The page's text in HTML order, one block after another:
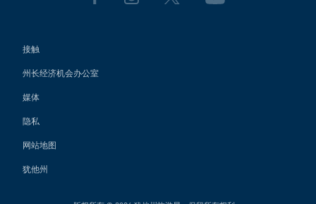
接触
州长经济机会办公室
媒体
隐私
网站地图
犹他州